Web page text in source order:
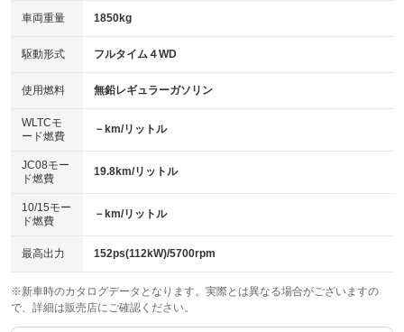
アイドリングストップ
：装備あり
USB入力端子
：装備なし
100V電源
：装備なし
センターデフロック
：装備なし
電動格納ミラー
：装備あり
HID(キセノンライト)
バックカメラ
エアロ
：装備なし
ローダウン
：装備なし
ベンチシート
：装備なし
チップアップシート
：装備なし
電動格納サードシート
：装備なし シートヒーター
：装備あり
ウォークスルー
車両重量 1850kg
駆動形式 フルタイム４WD
使用燃料 無鉛レギュラーガソリン
WLTCモ
ード燃費
－km/リットル
JC08モー
ド燃費
19.8km/リットル
10/15モー
ド燃費
－km/リットル
最高出力 152ps(112kW)/5700rpm
※新車時のカタログデータとなります。実際とは異なる場合がございますの
で、詳細は販売店にご確認ください。